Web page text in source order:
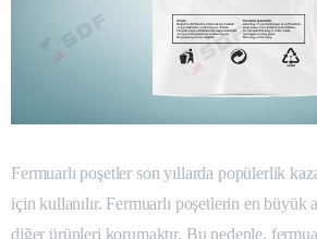
Fermuarlı poşetler son yıllarda popülerlik
için kullanılır. Fermuarlı poşetlerin en büyük
diğer ürünleri korumaktır. Bu nedenle,